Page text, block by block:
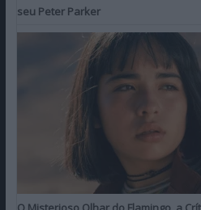
seu Peter Parker